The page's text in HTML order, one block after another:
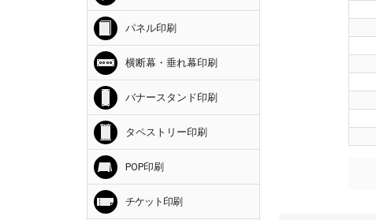
パネル印刷
横断幕・垂れ幕印刷
バナースタンド印刷
タペストリー印刷
POP印刷
チケット印刷